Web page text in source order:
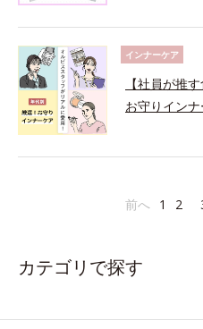
インナーケア
【社員が推
お守りイン
前へ 1 2
カテゴリで探す